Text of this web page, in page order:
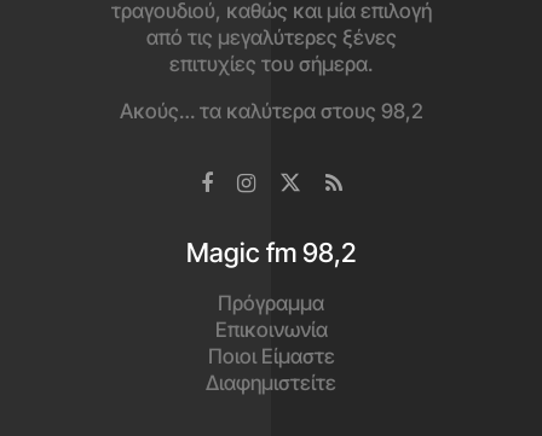
τραγουδιού, καθώς και μία επιλογή
από τις μεγαλύτερες ξένες
επιτυχίες του σήμερα.
Ακούς… τα καλύτερα στους 98,2
Magic fm 98,2
Πρόγραμμα
Επικοινωνία
Ποιοι Είμαστε
Διαφημιστείτε